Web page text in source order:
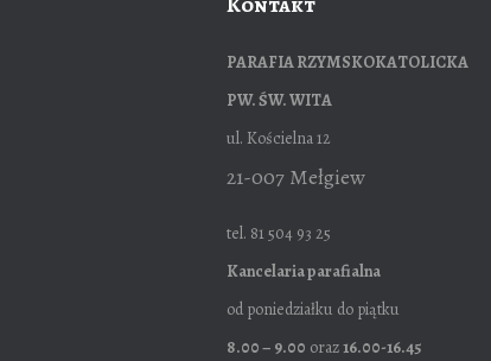
PARAFIA RZYMSKOKATOLICKA
PW. ŚW. WITA
ul. Kościelna 12
21-007 Mełgiew
tel. 81 504 93 25
Kancelaria parafialna
od poniedziałku do piątku
8.00 – 9.00 oraz16.00-16.45